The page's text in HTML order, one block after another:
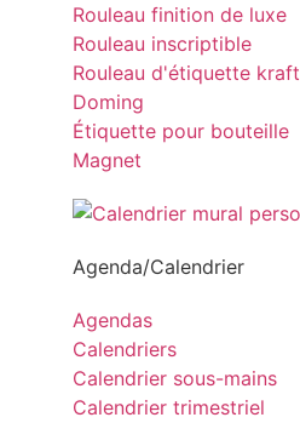
Rouleau finition de luxe
Rouleau inscriptible
Rouleau d'étiquette kraft
Doming
Étiquette pour bouteille
Magnet
Agenda/Calendrier
Agendas
Calendriers
Calendrier sous-mains
Calendrier trimestriel